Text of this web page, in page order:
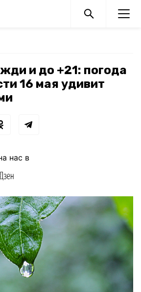
и до +21: погода
16 мая удивит
нас в